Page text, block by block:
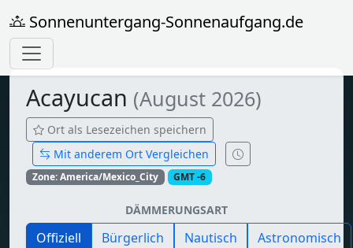
Sonnenuntergang-Sonnenaufgang.de
Acayucan (August 2026)
Ort als Lesezeichen speichern
Mit anderem Ort Vergleichen
Zone: America/Mexico_City GMT -6
DÄMMERUNGSART
Offiziell Bürgerlich Nautisch Astronomisch